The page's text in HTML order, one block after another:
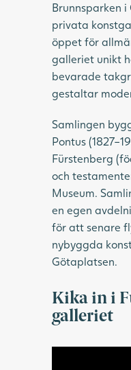
Brunnsparken
privata
öppet för
galleriet unikt
bevarade
gestaltar
Samlingen
Pontus
Fürstenberg
och
Museum.
en egen
för att senare
nybyggda
Götaplatsen.
Kika in i
galleriet